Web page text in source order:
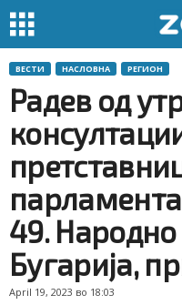
ВЕСТИ НАСЛОВНА РЕГИОН
Радев од
49.
Бугарија,
April 19, 2023 во 18:03